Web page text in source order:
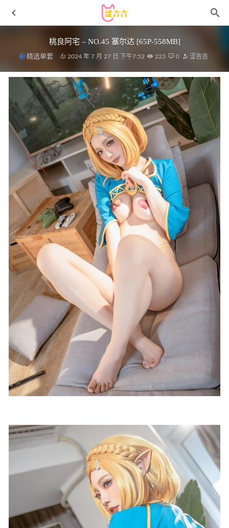
桃良阿宅 – NO.45 塞尔达 [65P-558MB]
精选单套 2024 年 7 月 27 日 下午7:52 223 0 涩吉吉
美媛馆 – 2018.12.17 Vol.335 SOLO-尹菲[52+1P142M] 2022-
11-27
GGotBBang – 写真图片合集【持续更新中】 2025-12-25
柒柒要乖哦 – NO.052 纸醉金迷Part.II[96P-509M]
2025-04-
18
[XIAOYU语画界]2022.05.23 VOL.783 王馨瑶yanni[102+1P
／953MB] 2023-03-23
蠢沫沫 – NO.356 2025年2月自拍 [120P-341MB] 2025-05-22